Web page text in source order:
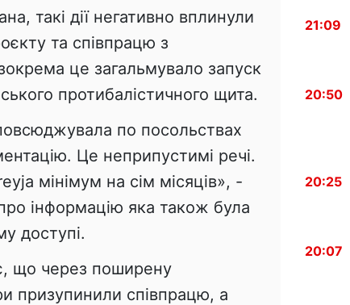
такі дії негативно вплинули
та співпрацю з
це загальмувало запуск
протибалістичного щита.
по посольствах
Це неприпустимі речі.
мінімум на сім місяців», -
інформацію яка також була
доступі.
що через поширену
призупинили співпрацю, а
21:09
20:50
20:25
20:07